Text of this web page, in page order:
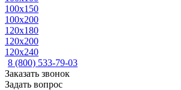
100x150
100x200
120x180
120x200
120x240
8 (800) 533-79-03
Заказать звонок
Задать вопрос